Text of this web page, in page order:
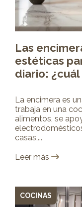
Las
estéticas
diario:
La encimera es
trabaja en una
alimentos, se
casas,...
Leer más
COCINAS